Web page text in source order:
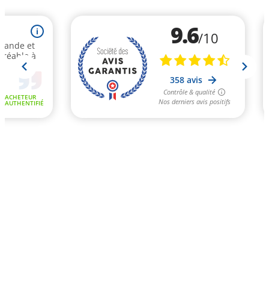
i
et
à
ACHETEUR
AUTHENTIFIÉ
9.6/10
358 avis
Contrôle & qualité
Nos derniers avis positifs